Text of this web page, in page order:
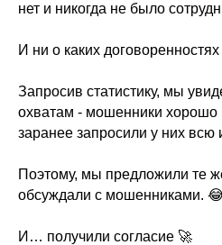
нет и никогда не было
И ни о каких
Запросив статистику, мы
охватам - мошенники хорошо
заранее запросили у них
Поэтому, мы предложили те
обсуждали с мошенниками.
И… получили согласие 🚀